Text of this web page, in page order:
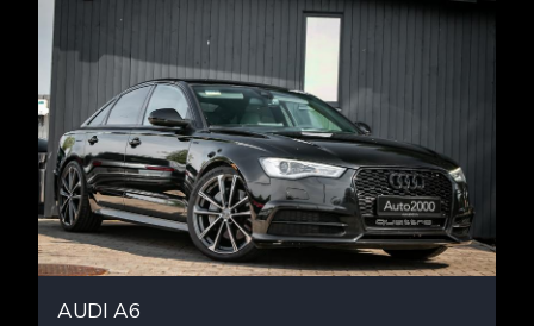
AUDI A6